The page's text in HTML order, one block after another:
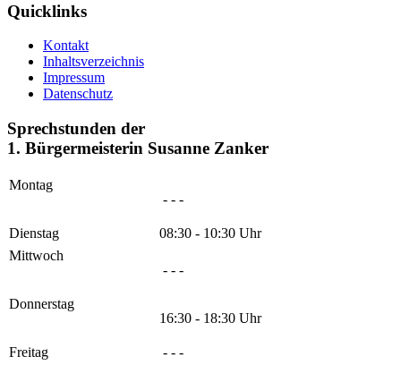
Quicklinks
Kontakt
Inhaltsverzeichnis
Impressum
Datenschutz
Sprechstunden der
1. Bürgermeisterin Susanne Zanker
Montag
- - -
Dienstag
08:30 - 10:30 Uhr
Mittwoch
- - -
Donnerstag
16:30 - 18:30 Uhr
Freitag
- - -